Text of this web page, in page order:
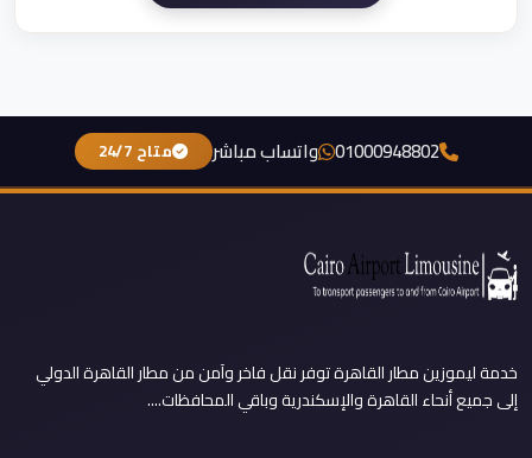
01000948802 واتساب مباشر متاح 24/7
خدمة ليموزين مطار القاهرة توفر نقل فاخر وآمن من مطار القاهرة الدولي
إلى جميع أنحاء القاهرة والإسكندرية وباقي المحافظات....